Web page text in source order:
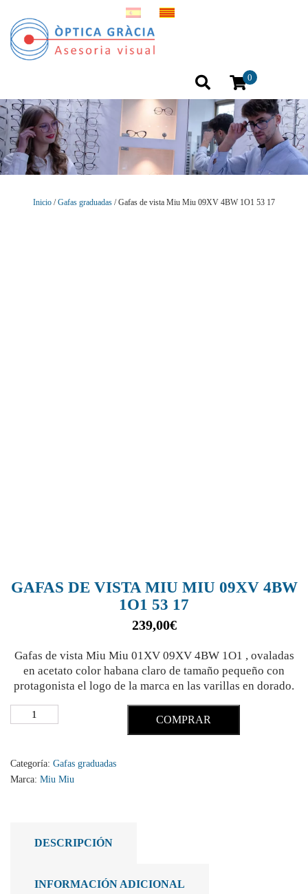
0
Inicio /Gafas graduadas / Gafas de vista Miu Miu 09XV 4BW 1O1 53 17
GAFAS DE VISTA MIU MIU 09XV 4BW
1O1 53 17
239,00€
Gafas de vista Miu Miu 01XV 09XV 4BW 1O1 , ovaladas
en acetato color habana claro de tamaño pequeño con
protagonista el logo de la marca en las varillas en dorado.
COMPRAR
Categoría: Gafas graduadas
Marca: Miu Miu
DESCRIPCIÓN
INFORMACIÓN ADICIONAL